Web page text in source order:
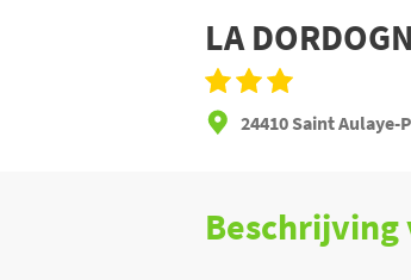
LA
24410 Saint Aulaye-
Beschrijving